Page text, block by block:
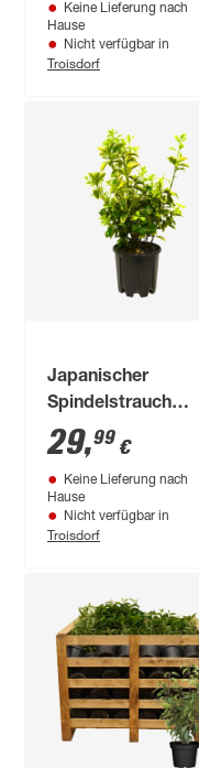
Keine Lieferung nach
Hause
Nicht verfügbar in
Troisdorf
Japanischer
Spindelstrauch
'Elegantisima
Aureus' 25 cm Topf
29,99 €
Keine Lieferung nach
Hause
Nicht verfügbar in
Troisdorf